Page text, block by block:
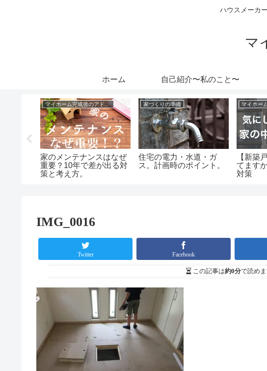
ハウスメーカ
マ
ホーム 自己紹介〜私のこと〜
マイホーム完成後のアドバイス
家のメンテナンスはなぜ
重要？10年で差が出る対
策と考え方。
家づくりの準備
住宅の電力・水道・ガ
ス。計画時のポイント。
【新築
てます
対策
IMG_0016
Twitter Facebook
この記事は約0分で読めま